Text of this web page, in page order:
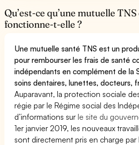
Qu’est-ce qu’une mutuelle
fonctionne-t-elle ?
Une mutuelle santé TNS est un
pour rembourser les frais de santé
indépendants en complément de la
soins dentaires, lunettes, docteurs,
Auparavant, la protection sociale
régie par le Régime social des
d’informations surle site du
1er janvier 2019, les nouveaux
sont directement pris en charge par